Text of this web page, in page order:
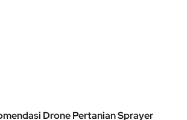
Drone Pertanian Sprayer